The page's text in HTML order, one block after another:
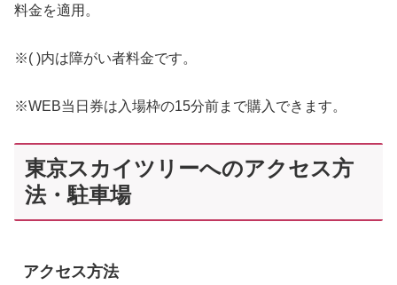
料金を適用。
※( )内は障がい者料金です。
※WEB当日券は入場枠の15分前まで購入できます。
東京スカイツリーへのアクセス方
法・駐車場
アクセス方法